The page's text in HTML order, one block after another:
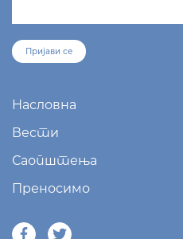
Пријави се
Насловна
Вести
Саопштења
Преносимо